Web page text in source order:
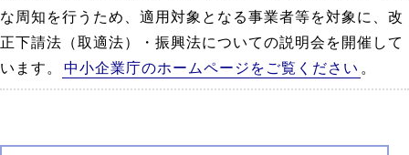
な周知を行うため、適用対象となる事業者等を対象に、改
正下請法（取適法）・振興法についての説明会を開催して
います。
中小企業庁のホームページをご覧ください 。